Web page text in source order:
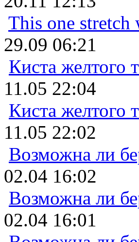
This one
29.09 06:21
Киста желтого
11.05 22:04
Киста желтого
11.05 22:02
Возможна ли
02.04 16:02
Возможна ли
02.04 16:01